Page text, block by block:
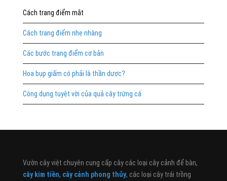
Cách trang điểm mắt
Cách trang điểm nhẹ nhàng
Các bước trang điểm cơ bản
Hoa bụp giấm có phải là thần dược?
Công dụng tuyệt vời của quả cây trứng cá
Vườn cây việt chuyên cung cấp cây các loại cây cảnh để bàn,
cây kim tiền, cây cảnh phong thủy, các loại cây trái trồng